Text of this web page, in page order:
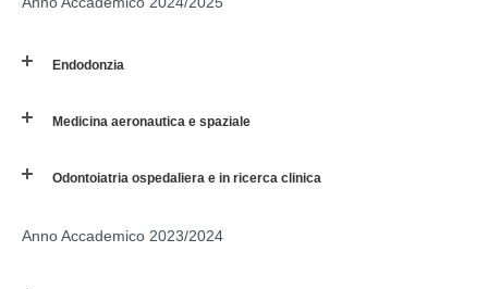
Endodonzia
Medicina aeronautica e spaziale
Odontoiatria ospedaliera e in ricerca clinica
Anno Accademico 2023/2024